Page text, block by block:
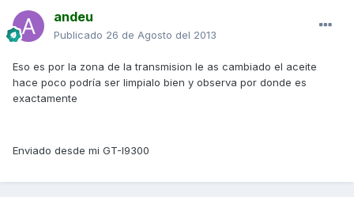
andeu
Publicado 26 de Agosto del 2013
Eso es por la zona de la transmision le as cambiado el aceite
hace poco podría ser limpialo bien y observa por donde es
exactamente
Enviado desde mi GT-I9300